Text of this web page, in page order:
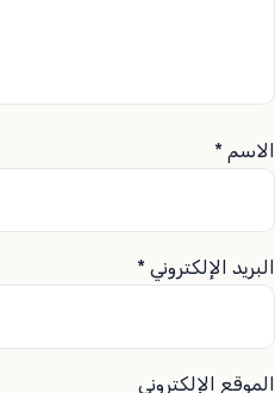
الاسم *
البريد الإلكتروني *
الموقع الإلكتروني